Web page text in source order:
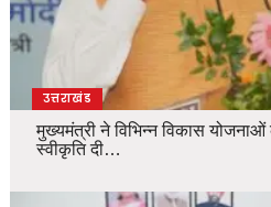
उत्तराखंड
मुख्यमंत्री ने विभिन्न विकास
स्वीकृति दी…